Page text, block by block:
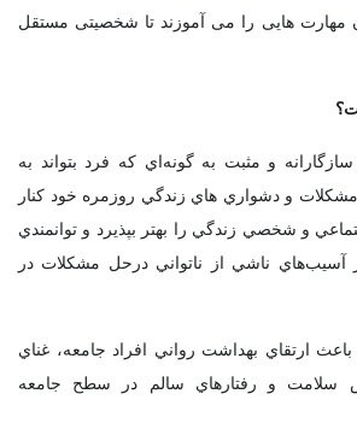
مهارت هایی را می آموزند تا شخصیتی مستقل
سازگارانه و مثبت به گونه‌اي که فرد بتواند به
مشکلات و دشواري هاي زندگي روزمره خود کنار
و شخصي زندگي را بهتر بپذيرد و توانمندي
آسيب‌هاي ناشي از ناتواني درحل مشکلات در
باعث ارتقاي بهداشت رواني افراد جامعه، غناي
سلامت و رفتارهاي سالم در سطح جامعه